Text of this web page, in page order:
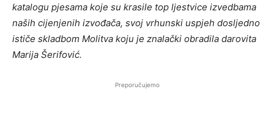
katalogu pjesama koje su krasile top ljestvice izvedbama
naših cijenjenih izvođača, svoj vrhunski uspjeh dosljedno
ističe skladbom Molitva koju je znalački obradila darovita
Marija Šerifović.
Preporučujemo